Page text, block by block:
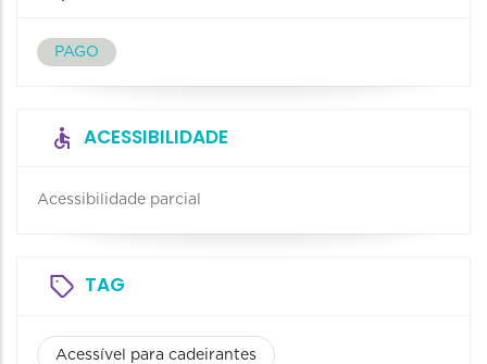
PAGO
ACESSIBILIDADE
Acessibilidade parcial
TAG
Acessível para cadeirantes